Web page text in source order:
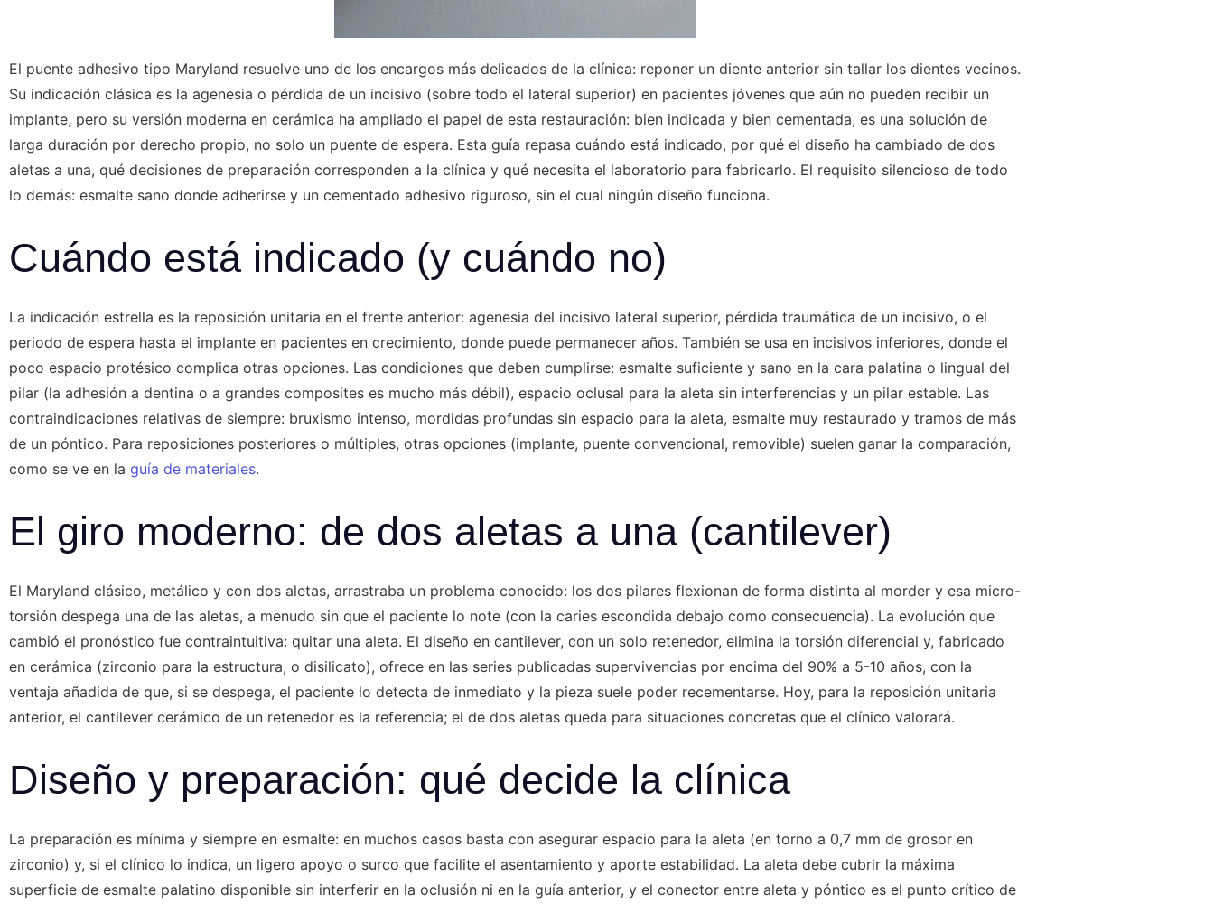
El puente adhesivo tipo Maryland resuelve uno de los encargos más delicados de la clínica: reponer un diente anterior sin tallar los dientes vecinos.
Su indicación clásica es la agenesia o pérdida de un incisivo (sobre todo el lateral superior) en pacientes jóvenes que aún no pueden recibir un
implante, pero su versión moderna en cerámica ha ampliado el papel de esta restauración: bien indicada y bien cementada, es una solución de
larga duración por derecho propio, no solo un puente de espera. Esta guía repasa cuándo está indicado, por qué el diseño ha cambiado de dos
aletas a una, qué decisiones de preparación corresponden a la clínica y qué necesita el laboratorio para fabricarlo. El requisito silencioso de todo
lo demás: esmalte sano donde adherirse y un cementado adhesivo riguroso, sin el cual ningún diseño funciona.
Cuándo está indicado (y cuándo no)
La indicación estrella es la reposición unitaria en el frente anterior: agenesia del incisivo lateral superior, pérdida traumática de un incisivo, o el
periodo de espera hasta el implante en pacientes en crecimiento, donde puede permanecer años. También se usa en incisivos inferiores, donde el
poco espacio protésico complica otras opciones. Las condiciones que deben cumplirse: esmalte suficiente y sano en la cara palatina o lingual del
pilar (la adhesión a dentina o a grandes composites es mucho más débil), espacio oclusal para la aleta sin interferencias y un pilar estable. Las
contraindicaciones relativas de siempre: bruxismo intenso, mordidas profundas sin espacio para la aleta, esmalte muy restaurado y tramos de más
de un póntico. Para reposiciones posteriores o múltiples, otras opciones (implante, puente convencional, removible) suelen ganar la comparación,
como se ve en la guía de materiales.
El giro moderno: de dos aletas a una (cantilever)
El Maryland clásico, metálico y con dos aletas, arrastraba un problema conocido: los dos pilares flexionan de forma distinta al morder y esa micro-
torsión despega una de las aletas, a menudo sin que el paciente lo note (con la caries escondida debajo como consecuencia). La evolución que
cambió el pronóstico fue contraintuitiva: quitar una aleta. El diseño en cantilever, con un solo retenedor, elimina la torsión diferencial y, fabricado
en cerámica (zirconio para la estructura, o disilicato), ofrece en las series publicadas supervivencias por encima del 90% a 5-10 años, con la
ventaja añadida de que, si se despega, el paciente lo detecta de inmediato y la pieza suele poder recementarse. Hoy, para la reposición unitaria
anterior, el cantilever cerámico de un retenedor es la referencia; el de dos aletas queda para situaciones concretas que el clínico valorará.
Diseño y preparación: qué decide la clínica
La preparación es mínima y siempre en esmalte: en muchos casos basta con asegurar espacio para la aleta (en torno a 0,7 mm de grosor en
zirconio) y, si el clínico lo indica, un ligero apoyo o surco que facilite el asentamiento y aporte estabilidad. La aleta debe cubrir la máxima
superficie de esmalte palatino disponible sin interferir en la oclusión ni en la guía anterior, y el conector entre aleta y póntico es el punto crítico de